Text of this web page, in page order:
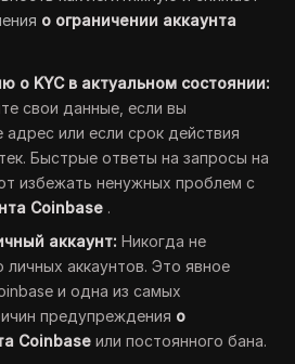
о ограничении аккаунта
о KYC в актуальном состоянии:
свои данные, если вы
адрес или если срок действия
Быстрые ответы на запросы на
избежать ненужных проблем с
Coinbase .
аккаунт: Никогда не
личных аккаунтов. Это явное
и одна из самых
предупреждения о
Coinbase или постоянного бана.